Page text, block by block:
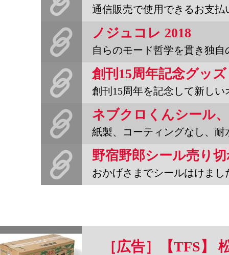
通信販売で使用できるお支払い方法は、・ゆうちょ銀行（ゆうち
ノジュコレ 2018
自らのモード哲学を貫き独自のクリエイションを発表し続ける野宿
創刊15周年を記念して新しいオリジナルグッズを作りました。千
紙製、コーティングなし、耐水性なし、ないないずくしの
野宿野郎シール売り
おかげさまでシールはけました。つきましては、グッズのセット
［広告］【TFS】